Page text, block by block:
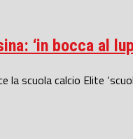
‘in bocca al
la scuola calcio Elite